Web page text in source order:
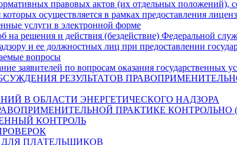
правовых актов (их отдельных положений),
осуществляется в рамках предоставления
услуги в электронной форме
на решения и действия (бездействие) Федеральной
и ее должностных лиц при предоставлении
вопросы
заявителей по вопросам оказания государственных
РЕЗУЛЬТАТОВ
В ОБЛАСТИ ЭНЕРГЕТИЧЕСКОГО НАДЗОРА
ПРАКТИКЕ КОНТРОЛЬНО
КОНТРОЛЬ
ПЛАТЕЛЬЩИКОВ